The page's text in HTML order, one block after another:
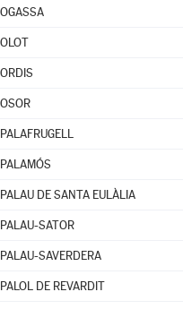
OGASSA
OLOT
ORDIS
OSOR
PALAFRUGELL
PALAMÓS
PALAU DE SANTA EULÀLIA
PALAU-SATOR
PALAU-SAVERDERA
PALOL DE REVARDIT